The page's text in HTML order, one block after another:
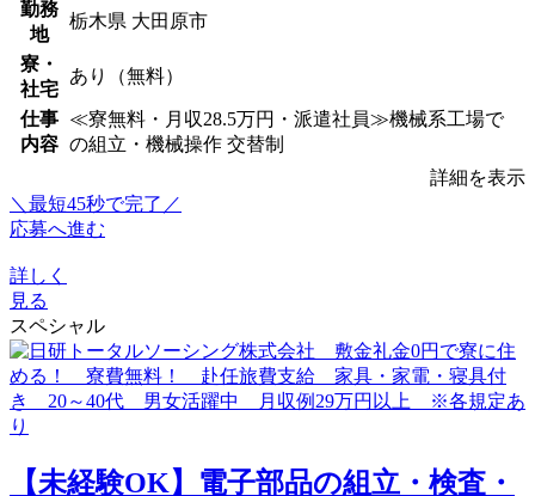
勤務
地
栃木県 大田原市
寮・
社宅
あり（無料）
仕事
内容
≪寮無料・月収28.5万円・派遣社員≫機械系工場で
の組立・機械操作 交替制
詳細を表示
＼最短45秒で完了／
応募へ進む
詳しく
見る
スペシャル
【未経験OK】電子部品の組立・検査・